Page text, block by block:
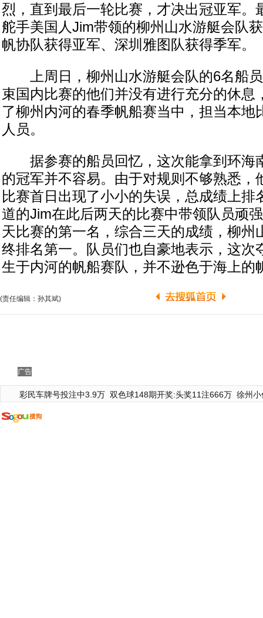
烈，直到最后一轮比赛，才决出冠亚军。
舵手美国人Jim带领的柳州山水游艇会队
帆协队获得亚军、深圳雅图队获得季军。
上周日，柳州山水游艇会队的6名船员
束国内比赛的他们并没有进行充分的休息
了柳州内河的春季帆船赛当中，担当本地
人员。
据参赛的船员回忆，这次能拿到环海
的冠军并不容易。由于对规则不够熟悉，
比赛首日出现了小小的失误，总成绩上排
道的Jim在此后两天的比赛中带领队员顽
天比赛的第一名，综合三天的成绩，柳州
终排名第一。队员们也自豪地表示，这次
生于内河的帆船赛队，并不逊色于海上的
(责任编辑：孙其斌)
广告
彩民车牌号投注中3.9万 双色球148期开奖:头奖11注666万 徐州